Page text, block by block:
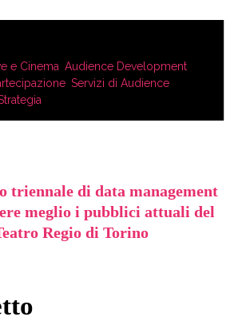
e Cinema Audience Development,
, Servizi di Audience
triennale di data management
meglio i pubblici attuali del
Regio di Torino